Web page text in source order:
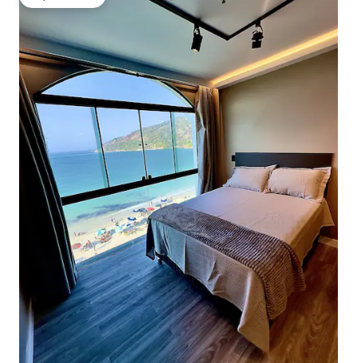
गेस्ट्स की फ़ेवरेट